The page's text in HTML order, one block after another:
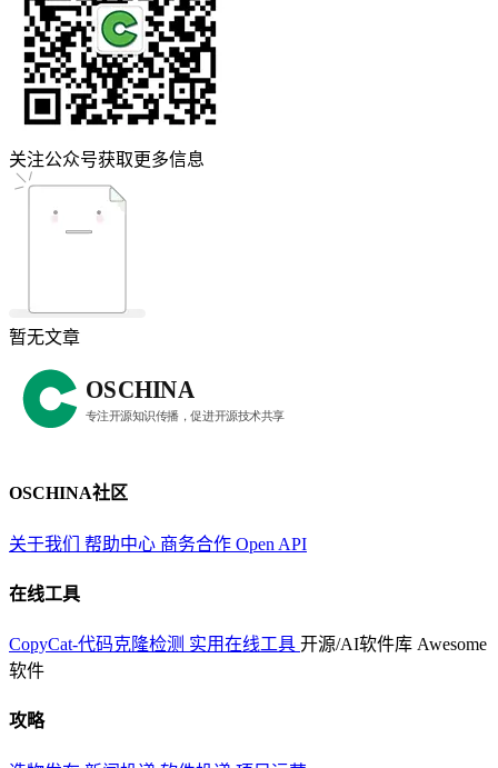
关注公众号获取更多信息
暂无文章
OSCHINA社区
关于我们 帮助中心 商务合作 Open API
在线工具
CopyCat-代码克隆检测 实用在线工具 开源/AI软件库 Awesome
软件
攻略